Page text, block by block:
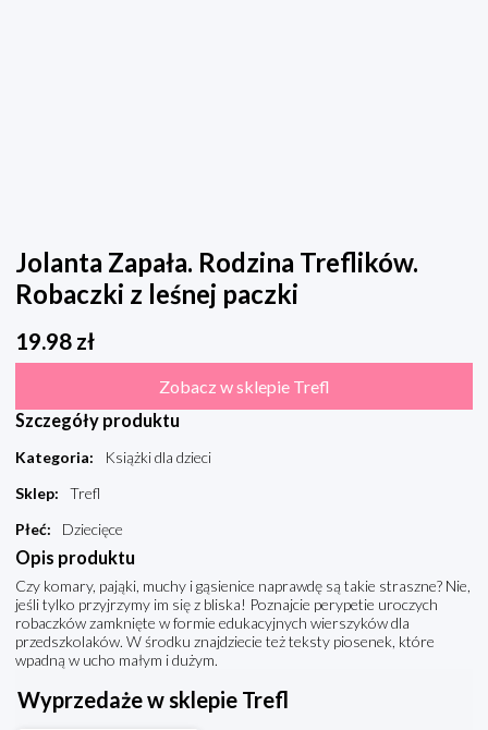
Jolanta Zapała. Rodzina Treflików.
Robaczki z leśnej paczki
19.98 zł
Zobacz w sklepie Trefl
Szczegóły produktu
Kategoria:
Książki dla dzieci
Sklep:
Trefl
Płeć: Dziecięce
Opis produktu
Czy komary, pająki, muchy i gąsienice naprawdę są takie straszne? Nie,
jeśli tylko przyjrzymy im się z bliska! Poznajcie perypetie uroczych
robaczków zamknięte w formie edukacyjnych wierszyków dla
przedszkolaków. W środku znajdziecie też teksty piosenek, które
wpadną w ucho małym i dużym.
Wyprzedaże w sklepie Trefl